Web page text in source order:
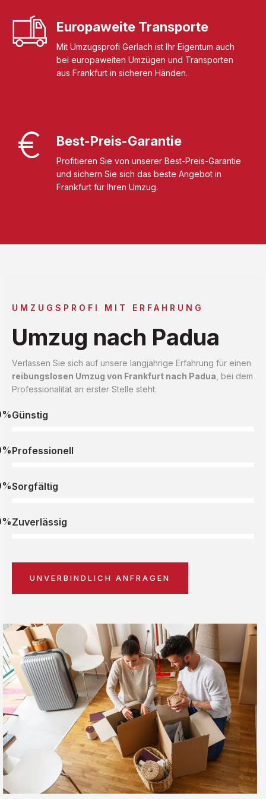
Europaweite Transporte
Mit Umzugsprofi Gerlach ist Ihr Eigentum auch
bei europaweiten Umzügen und Transporten
aus Frankfurt in sicheren Händen.
Best-Preis-Garantie
Profitieren Sie von unserer Best-Preis-Garantie
und sichern Sie sich das beste Angebot in
Frankfurt für Ihren Umzug.
UMZUGSPROFI MIT ERFAHRUNG
Umzug nach Padua
Verlassen Sie sich auf unsere langjährige Erfahrung für einen
reibungslosen Umzug von Frankfurt nach Padua , bei dem
Professionalität an erster Stelle steht.
Günstig
Professionell
Sorgfältig
Zuverlässig
UNVERBINDLICH ANFRAGEN